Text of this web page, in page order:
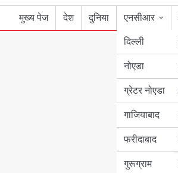
मुख्य पेज देश दुनिया
एनसीआर
दिल्ली
नोएडा
ग्रेटर नोएडा
गाजियाबाद
फरीदाबाद
गुरूग्राम